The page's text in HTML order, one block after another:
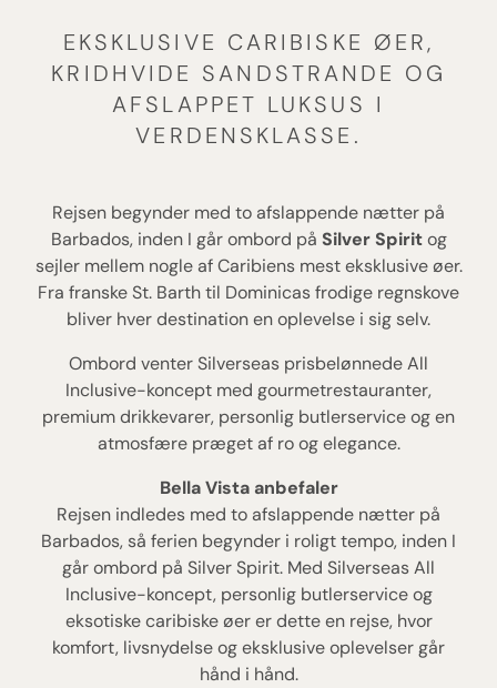
EKSKLUSIVE CARIBISKE ØER,
KRIDHVIDE SANDSTRANDE OG
AFSLAPPET LUKSUS I
VERDENSKLASSE.
Rejsen begynder med to afslappende nætter på
Barbados, inden I går ombord på Silver Spiritog
sejler mellem nogle af Caribiens mest eksklusive øer.
Fra franske St. Barth til Dominicas frodige regnskove
bliver hver destination en oplevelse i sig selv.
Ombord venter Silverseas prisbelønnede All
Inclusive-koncept med gourmetrestauranter,
premium drikkevarer, personlig butlerservice og en
atmosfære præget af ro og elegance.
Bella Vista anbefaler
Rejsen indledes med to afslappende nætter på
Barbados, så ferien begynder i roligt tempo, inden I
går ombord på Silver Spirit. Med Silverseas All
Inclusive-koncept, personlig butlerservice og
eksotiske caribiske øer er dette en rejse, hvor
komfort, livsnydelse og eksklusive oplevelser går
hånd i hånd.